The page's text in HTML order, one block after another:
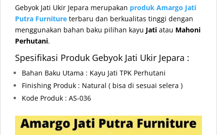
Gebyok Jati Ukir Jepara merupakan produk Amargo Jati
Putra Furniture terbaru dan berkualitas tinggi dengan
menggunakan bahan baku pilihan kayu Jati atau Mahoni
Perhutani.
Spesifikasi Produk Gebyok Jati Ukir Jepara :
Bahan Baku Utama : Kayu Jati TPK Perhutani
Finishing Produk : Natural ( bisa di sesuai selera )
Kode Produk : AS-036